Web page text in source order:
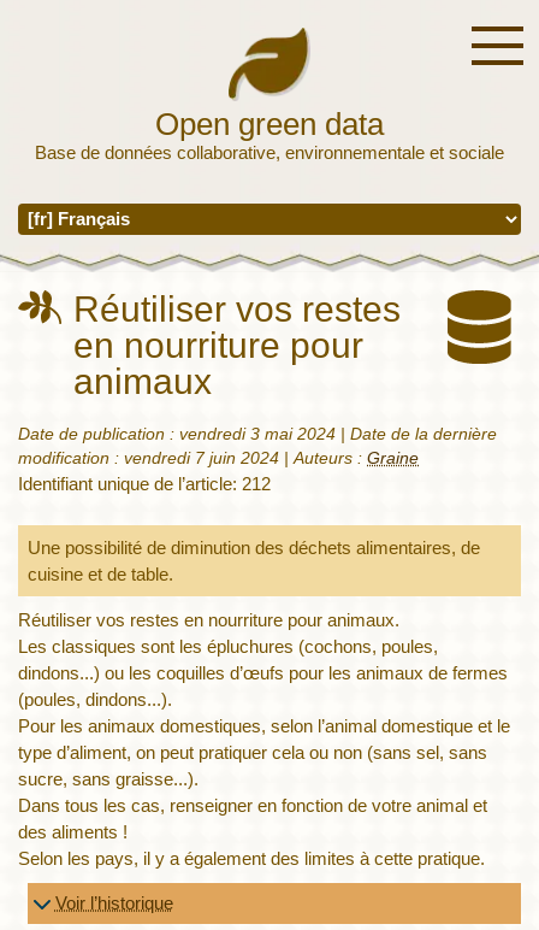
Open green data
Base de données collaborative, environnementale et sociale
Réutiliser vos restes
en nourriture pour
animaux
Date de publication :vendredi 3 mai 2024 | Date de la dernière
modification :vendredi 7 juin 2024 |Auteurs :Graine
Identifiant unique de l’article: 212
Une possibilité de diminution des déchets alimentaires, de
cuisine et de table.
Réutiliser vos restes en nourriture pour animaux.
Les classiques sont les épluchures (cochons, poules,
dindons...) ou les coquilles d’œufs pour les animaux de fermes
(poules, dindons...).
Pour les animaux domestiques, selon l’animal domestique et le
type d’aliment, on peut pratiquer cela ou non (sans sel, sans
sucre, sans graisse...).
Dans tous les cas, renseigner en fonction de votre animal et
des aliments !
Selon les pays, il y a également des limites à cette pratique.
Voir l’historique